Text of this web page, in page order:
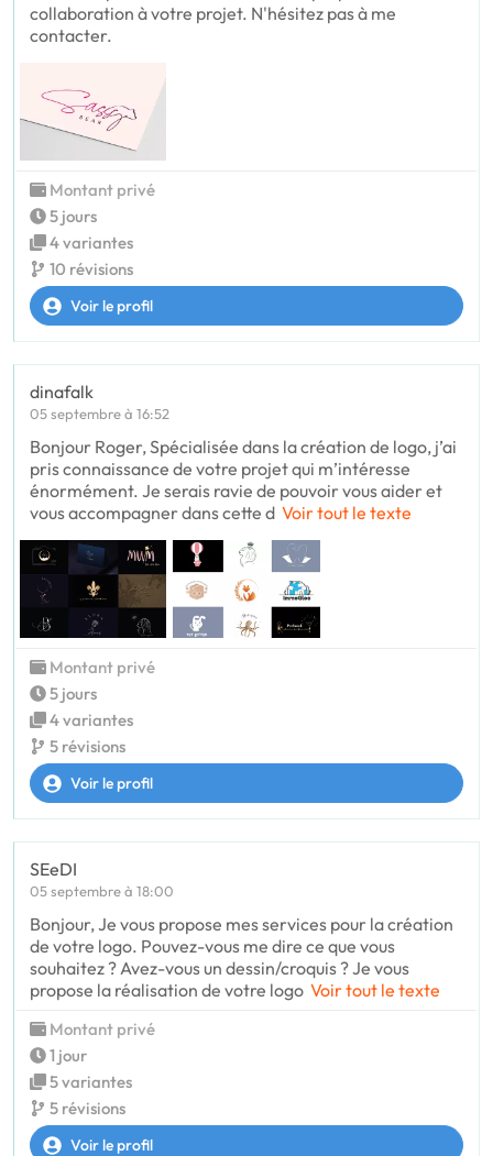
collaboration à votre projet. N'hésitez pas à me
contacter.
Montant privé
5 jours
4 variantes
10 révisions
Voir le profil
dinafalk
05 septembre à 16:52
Bonjour Roger, Spécialisée dans la création de logo, j’ai
pris connaissance de votre projet qui m’intéresse
énormément. Je serais ravie de pouvoir vous aider et
vous accompagner dans cette d Voir tout le texte
Montant privé
5 jours
4 variantes
5 révisions
Voir le profil
SEeDI
05 septembre à 18:00
Bonjour, Je vous propose mes services pour la création
de votre logo. Pouvez-vous me dire ce que vous
souhaitez ? Avez-vous un dessin/croquis ? Je vous
propose la réalisation de votre logo Voir tout le texte
Montant privé
1 jour
5 variantes
5 révisions
Voir le profil